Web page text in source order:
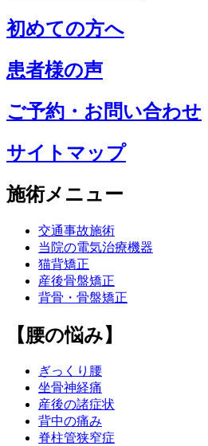
初めての方へ
患者様の声
ご予約・お問い合わせ
サイトマップ
施術メニュー
交通事故施術
当院の電気治療機器
猫背矯正
産後骨盤矯正
背骨・骨盤矯正
【腰の悩み】
ぎっくり腰
坐骨神経痛
産後の諸症状
背中の痛み
脊柱管狭窄症